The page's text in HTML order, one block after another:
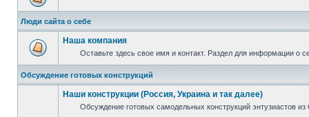
Люди сайта о себе
Наша компания
Оставьте здесь свое имя и контакт. Раздел для информации о
Обсуждение готовых конструкций
Наши конструкции (Россия, Украина и так далее)
Обсуждение готовых самодельных конструкций энтузиастов